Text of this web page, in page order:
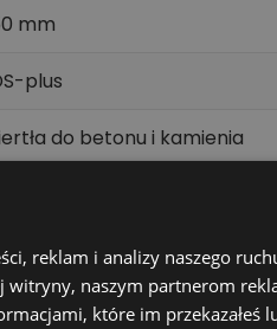
mm
plus
do betonu i kamienia
przeznaczonymi do
do
reklam i analizy naszego
witryny, naszym partnerom
które im przekazałeś